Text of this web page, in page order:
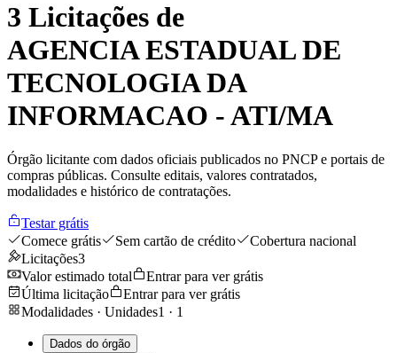
3 Licitações de
AGENCIA ESTADUAL DE
TECNOLOGIA DA
INFORMACAO - ATI/MA
Órgão licitante com dados oficiais publicados no PNCP e portais de
compras públicas. Consulte editais, valores contratados,
modalidades e histórico de contratações.
Testar grátis
Comece grátis
Sem cartão de crédito
Cobertura nacional
Licitações3
Valor estimado total
Entrar para ver grátis
Última licitação
Entrar para ver grátis
Modalidades · Unidades1 · 1
Dados do órgão